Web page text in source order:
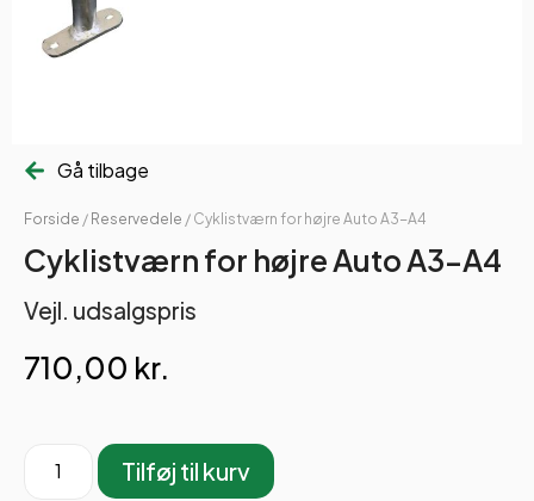
Gå tilbage
Forside / Reservedele / Cyklistværn for højre Auto A3-A4
Cyklistværn for højre Auto A3-A4
Vejl. udsalgspris
710,00 kr.
Tilføj til kurv